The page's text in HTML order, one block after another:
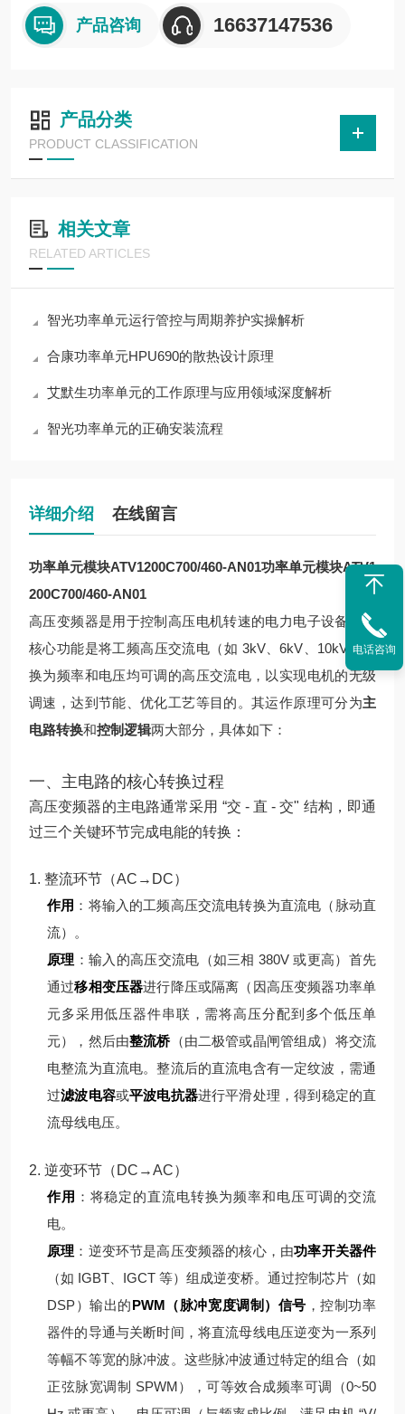
产品咨询 16637147536
产品分类
PRODUCT CLASSIFICATION
相关文章
RELATED ARTICLES
智光功率单元运行管控与周期养护实操解析
合康功率单元HPU690的散热设计原理
艾默生功率单元的工作原理与应用领域深度解析
智光功率单元的正确安装流程
详细介绍 在线留言
功率单元模块ATV1200C700/460-AN01功率单元模块ATV1
200C700/460-AN01
高压变频器是用于控制高压电机转速的电力电子设备，其
核心功能是将工频高压交流电（如 3kV、6kV、10kV）转
换为频率和电压均可调的高压交流电，以实现电机的无级
调速，达到节能、优化工艺等目的。其运作原理可分为主
电路转换和控制逻辑两大部分，具体如下：
一、主电路的核心转换过程
高压变频器的主电路通常采用 “交 - 直 - 交" 结构，即通
过三个关键环节完成电能的转换：
1. 整流环节（AC→DC）
作用 ：将输入的工频高压交流电转换为直流电（脉动直
流）。
原理 ： 输入的高压交流电（如三相 380V 或更高）首先
通过移相变压器进行降压或隔离（因高压变频器功率单
元多采用低压器件串联，需将高压分配到多个低压单
元），然后由整流桥（由二极管或晶闸管组成）将交流
电整流为直流电。整流后的直流电含有一定纹波，需通
过滤波电容或平波电抗器进行平滑处理，得到稳定的直
流母线电压。
2. 逆变环节（DC→AC）
作用 ：将稳定的直流电转换为频率和电压可调的交流
电。
原理 ： 逆变环节是高压变频器的核心，由功率开关器件
（如 IGBT、IGCT 等）组成逆变桥。通过控制芯片（如
DSP）输出的PWM（脉冲宽度调制）信号 ，控制功率
器件的导通与关断时间，将直流母线电压逆变为一系列
等幅不等宽的脉冲波。 这些脉冲波通过特定的组合（如
正弦脉宽调制 SPWM），可等效合成频率可调（0~50
电话咨询